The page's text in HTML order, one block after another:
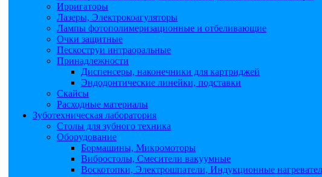
Ирригаторы
Лазеры, Электрокоагуляторы
Лампы фотополимеризационные и отбеливающие
Очки защитные
Пескоструи интраоральные
Принадлежности
Диспенсеры, наконечники для картриджей
Эндодонтические линейки, подставки
Скайсы
Расходные материалы
Зуботехническая лаборатория
Столы для зубного техника
Оборудование
Бормашины, Микромоторы
Вибростолы, Смесители вакуумные
Воскотопки, Электрошпатели, Индукционные